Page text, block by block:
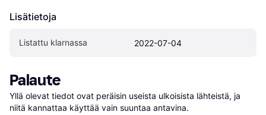
Lisätietoja
Listattu klarnassa 2022-07-04
Palaute
Yllä olevat tiedot ovat peräisin useista ulkoisista lähteistä, ja
niitä kannattaa käyttää vain suuntaa antavina.